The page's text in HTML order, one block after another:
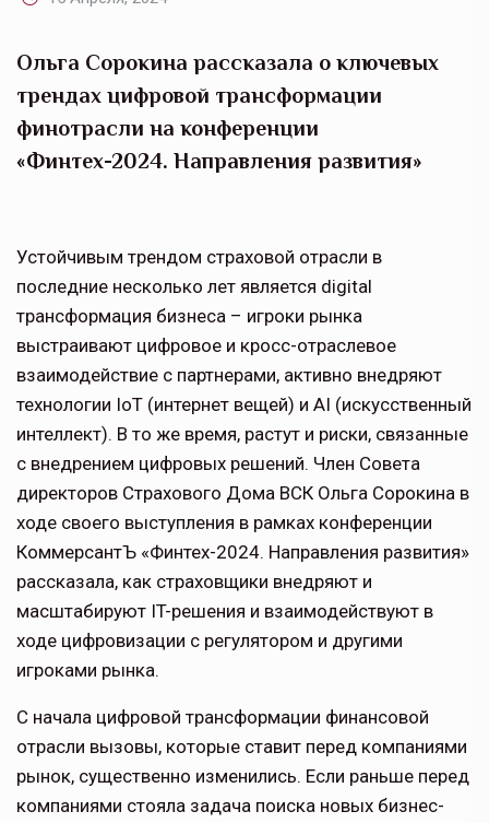
Ольга Сорокина рассказала о ключевых
трендах цифровой трансформации
финотрасли на конференции
«Финтех-2024. Направления развития»
Устойчивым трендом страховой отрасли в
последние несколько лет является digital
трансформация бизнеса – игроки рынка
выстраивают цифровое и кросс-отраслевое
взаимодействие с партнерами, активно внедряют
технологии IoT (интернет вещей) и AI (искусственный
интеллект). В то же время, растут и риски, связанные
с внедрением цифровых решений. Член Совета
директоров Страхового Дома ВСК Ольга Сорокина в
ходе своего выступления в рамках конференции
КоммерсантЪ «Финтех-2024. Направления развития»
рассказала, как страховщики внедряют и
масштабируют IT-решения и взаимодействуют в
ходе цифровизации с регулятором и другими
игроками рынка.
С начала цифровой трансформации финансовой
отрасли вызовы, которые ставит перед компаниями
рынок, существенно изменились. Если раньше перед
компаниями стояла задача поиска новых бизнес-